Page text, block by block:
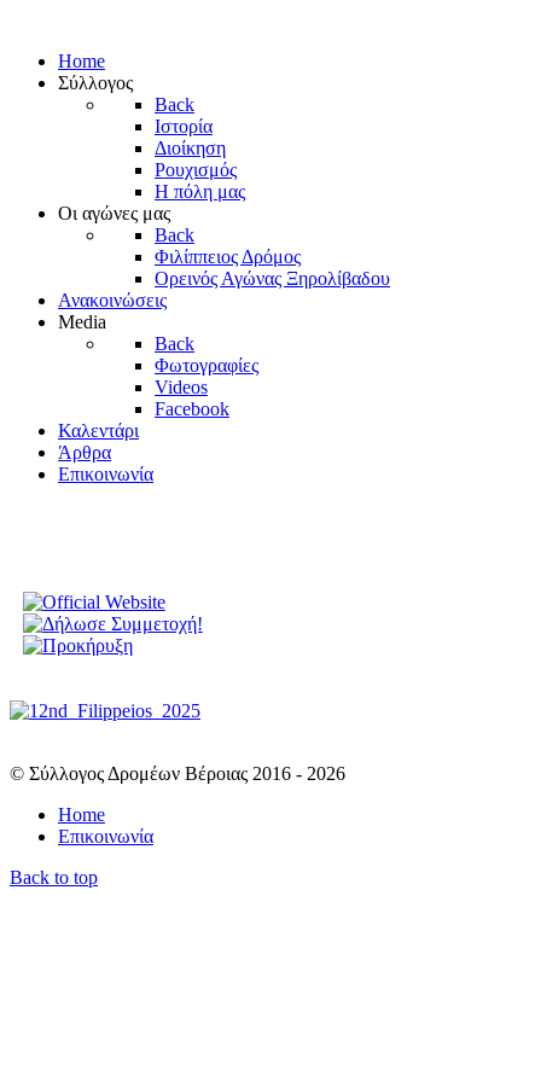
Home
Σύλλογος
Back
Ιστορία
Διοίκηση
Ρουχισμός
Η πόλη μας
Οι αγώνες μας
Back
Φιλίππειος Δρόμος
Ορεινός Αγώνας Ξηρολίβαδου
Ανακοινώσεις
Media
Back
Φωτογραφίες
Videos
Facebook
Καλεντάρι
Άρθρα
Επικοινωνία
© Σύλλογος Δρομέων Βέροιας 2016 - 2026
Home
Επικοινωνία
Back to top